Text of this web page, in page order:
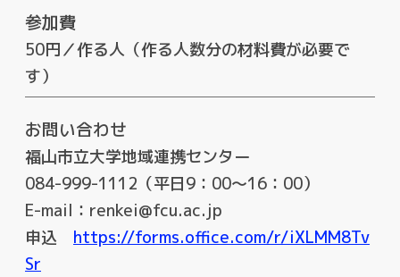
参加費
50円／作る人（作る人数分の材料費が必要で
す）
お問い合わせ
福山市立大学地域連携センター
084-999-1112（平日9：00～16：00）
E-mail：renkei@fcu.ac.jp
申込 https://forms.office.com/r/iXLMM8Tv
Sr